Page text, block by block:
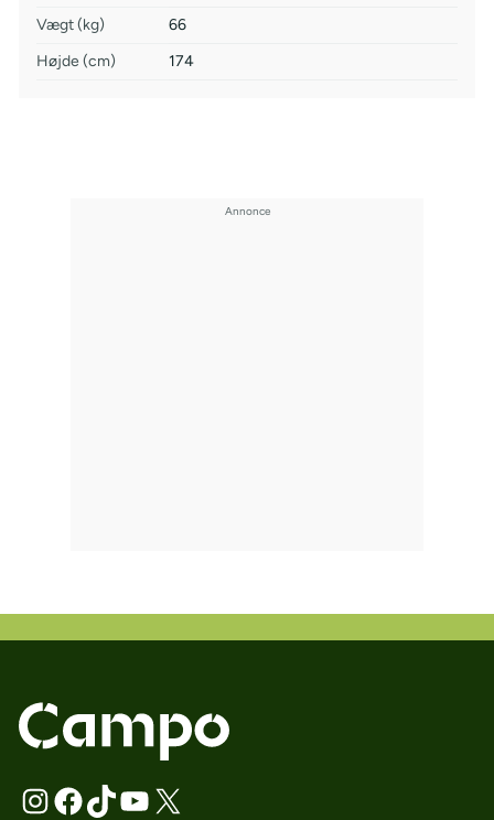
Vægt (kg)
66
Højde (cm)
174